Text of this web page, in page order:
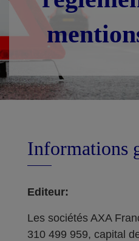
Informations
Editeur:
Les sociétés AXA
310 499 959, capital